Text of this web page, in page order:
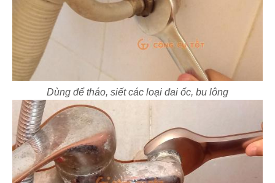
Dùng để tháo, siết các loại đai ốc, bu lông